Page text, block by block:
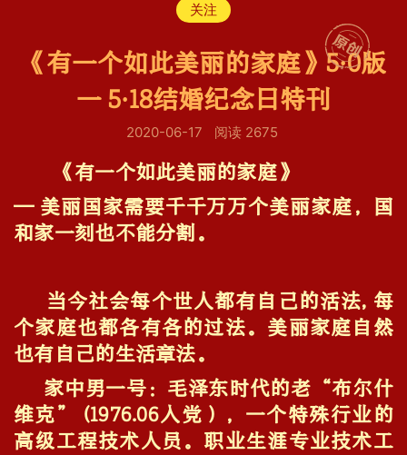
关注
《有一个如此美丽的家庭》5·0版
一 5·18结婚纪念日特刊
2020-06-17 阅读 2675
《有一个如此美丽的家庭》
— 美丽国家需要千千万万个美丽家庭，国
和家一刻也不能分割。
当今社会每个世人都有自己的活法, 每
个家庭也都各有各的过法。美丽家庭自然
也有自己的生活章法。
家中男一号：毛泽东时代的老“布尔什
维克” (1976.06入党），一个特殊行业的
高级工程技术人员。职业生涯专业技术工